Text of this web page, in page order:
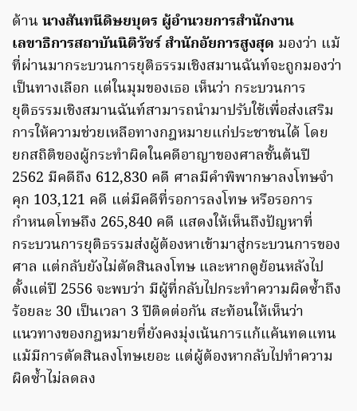
ด้านนางสันทนีดิษยบุตร ผู้อำนวยการสำนักงาน
เลขาธิการสถาบันนิติวัชร์ สำนักอัยการสูงสุด มองว่า แม้
ที่ผ่านมากระบวนการยุติธรรมเชิงสมานฉันท์จะถูกมองว่า
เป็นทางเลือก แต่ในมุมของเธอ เห็นว่า กระบวนการ
ยุติธรรมเชิงสมานฉันท์สามารถนำมาปรับใช้เพื่อส่งเสริม
การให้ความช่วยเหลือทางกฎหมายแก่ประชาชนได้ โดย
ยกสถิติของผู้กระทำผิดในคดีอาญาของศาลชั้นต้นปี
2562 มีคดีถึง 612,830 คดี ศาลมีคำพิพากษาลงโทษจำ
คุก 103,121 คดี แต่มีคดีที่รอการลงโทษ หรือรอการ
กำหนดโทษถึง 265,840 คดี แสดงให้เห็นถึงปัญหาที่
กระบวนการยุติธรรมส่งผู้ต้องหาเข้ามาสู่กระบวนการของ
ศาล แต่กลับยังไม่ตัดสินลงโทษ และหากดูย้อนหลังไป
ตั้งแต่ปี 2556 จะพบว่า มีผู้ที่กลับไปกระทำความผิดซ้ำถึง
ร้อยละ 30 เป็นเวลา 3 ปีติดต่อกัน สะท้อนให้เห็นว่า
แนวทางของกฎหมายที่ยังคงมุ่งเน้นการแก้แค้นทดแทน
แม้มีการตัดสินลงโทษเยอะ แต่ผู้ต้องหากลับไปทำความ
ผิดซ้ำไม่ลดลง